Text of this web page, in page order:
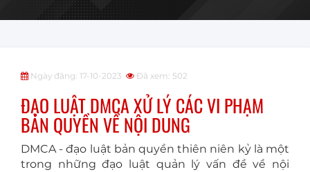
Ngày đăng: 17-10-2023 Đã xem: 502
ĐẠO LUẬT DMCA XỬ LÝ CÁC VI PHẠM
BẢN QUYỀN VỀ NỘI DUNG
DMCA - đạo luật bản quyền thiên niên kỷ là một
trong những đạo luật quản lý vấn đề về nội